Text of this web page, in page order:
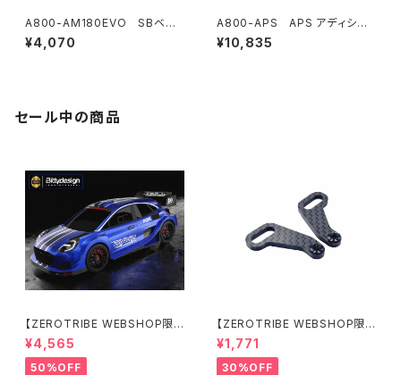
A800-AM180EVO SBベル
クランクEVO
¥4,070
A800-APS APS アディショ
ナルプログレッシブスプリングセ
ット
¥10,835
セール中の商品
【ZEROTRIBE WEBSHOP限
定価格】BDRX-190P10R P1
0R クリアーボディ 1/10 ラリー
190mm ライトウェイト
¥4,565
50%OFF
【ZEROTRIBE WEBSHOP限
定価格】RCM-X4-CSAR カ
ーボンリアステアリングアームセ
ット XRAY X4用
¥1,771
30%OFF